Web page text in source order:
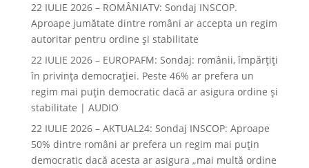
22 IULIE 2026 – ROMÂNIATV: Sondaj INSCOP.
Aproape jumătate dintre români ar accepta un regim
autoritar pentru ordine și stabilitate
22 IULIE 2026 – EUROPAFM: Sondaj: românii, împărțiți
în privința democrației. Peste 46% ar prefera un
regim mai puțin democratic dacă ar asigura ordine și
stabilitate | AUDIO
22 IULIE 2026 – AKTUAL24: Sondaj INSCOP: Aproape
50% dintre români ar prefera un regim mai puțin
democratic dacă acesta ar asigura „mai multă ordine